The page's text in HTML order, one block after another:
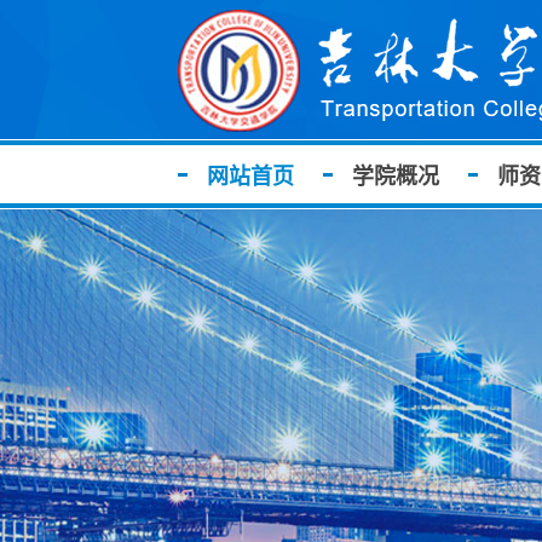
网站首页 学院概况 师